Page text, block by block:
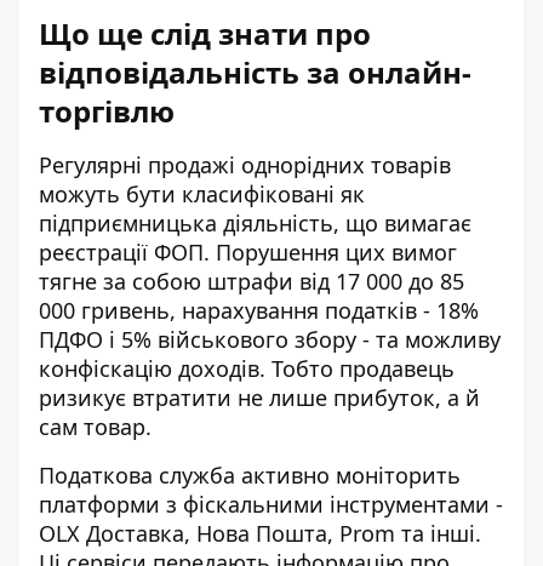
Що ще слід знати про
відповідальність за онлайн-
торгівлю
Регулярні продажі однорідних товарів
можуть бути класифіковані як
підприємницька діяльність, що вимагає
реєстрації ФОП. Порушення цих вимог
тягне за собою штрафи від 17 000 до 85
000 гривень, нарахування податків - 18%
ПДФО і 5% військового збору - та можливу
конфіскацію доходів. Тобто продавець
ризикує втратити не лише прибуток, а й
сам товар.
Податкова служба активно моніторить
платформи з фіскальними інструментами -
OLX Доставка, Нова Пошта, Prom та інші.